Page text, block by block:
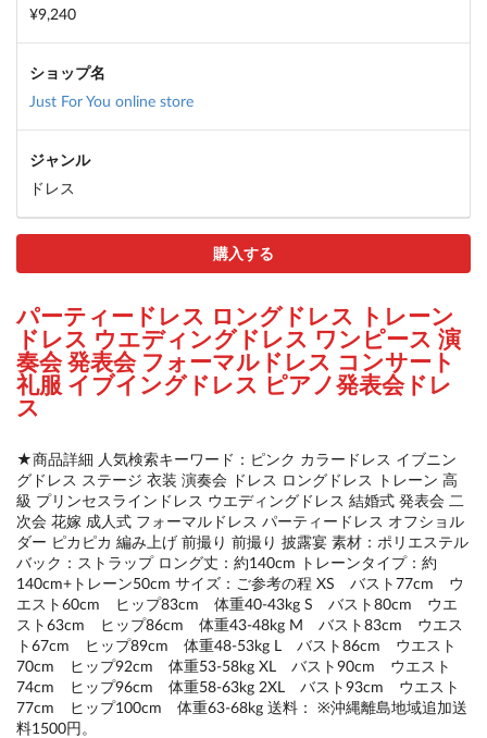
¥9,240
ショップ名
Just For You online store
ジャンル
ドレス
購入する
パーティードレス ロングドレス トレーン
ドレス ウエディングドレス ワンピース 演
奏会 発表会 フォーマルドレス コンサート
礼服 イブイングドレス ピアノ発表会ドレ
ス
★商品詳細 人気検索キーワード：ピンク カラードレス イブニン
グドレス ステージ 衣装 演奏会 ドレス ロングドレス トレーン 高
級 プリンセスラインドレス ウエディングドレス 結婚式 発表会 二
次会 花嫁 成人式 フォーマルドレス パーティードレス オフショル
ダー ピカピカ 編み上げ 前撮り 前撮り 披露宴 素材：ポリエステル
バック：ストラップ ロング丈：約140cm トレーンタイプ：約
140cm+トレーン50cm サイズ：ご参考の程 XS バスト77cm ウ
エスト60cm ヒップ83cm 体重40-43kg S バスト80cm ウエ
スト63cm ヒップ86cm 体重43-48kg M バスト83cm ウエス
ト67cm ヒップ89cm 体重48-53kg L バスト86cm ウエスト
70cm ヒップ92cm 体重53-58kg XL バスト90cm ウエスト
74cm ヒップ96cm 体重58-63kg 2XL バスト93cm ウエスト
77cm ヒップ100cm 体重63-68kg 送料： ※沖縄離島地域追加送
料1500円。